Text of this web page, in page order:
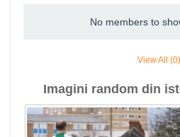
No members to
View All (0)
Imagini random din